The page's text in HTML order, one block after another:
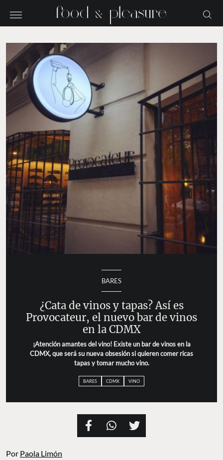
BARES
¿Cata de vinos y tapas? Así es
Provocateur, el nuevo bar de vinos
en la CDMX
¡Atención amantes del vino! Existe un bar de vinos en la
CDMX, que será su nueva obsesión si quieren comer ricas
tapas y tomar mucho vino.
BARES CDMX VINO
Por Paola Limón